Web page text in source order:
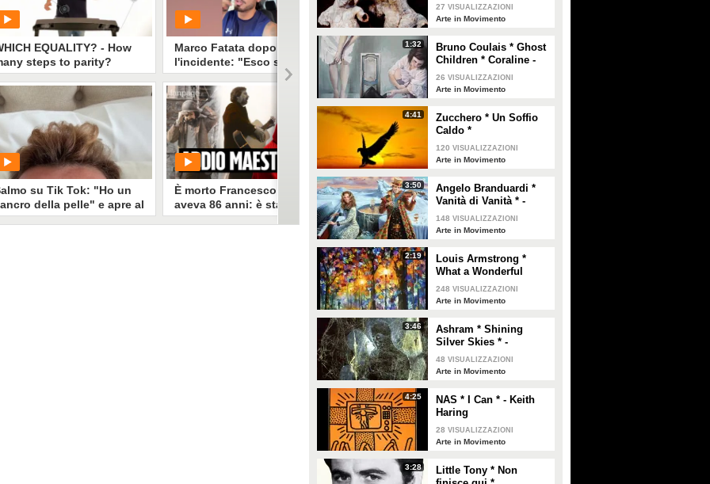
27 VISUALIZZAZIONI
Arte in Movimento
1:32
Bruno Coulais * Ghost
Children * Coraline -
Elisa Anfuso
26 VISUALIZZAZIONI
Arte in Movimento
4:41
Zucchero * Un Soffio
Caldo *
120 VISUALIZZAZIONI
Arte in Movimento
3:50
Angelo Branduardi *
Vanità di Vanità * -
Micheal Cheval
148 VISUALIZZAZIONI
Arte in Movimento
2:19
Louis Armstrong *
What a Wonderful
World * - Leonid
Afremov
248 VISUALIZZAZIONI
Arte in Movimento
3:46
Ashram * Shining
Silver Skies * -
Salvatore Torretti
48 VISUALIZZAZIONI
Arte in Movimento
4:25
NAS * I Can * - Keith
Haring
28 VISUALIZZAZIONI
Arte in Movimento
3:28
Little Tony * Non
EQUALITY? - How
steps to parity?
PLAY
124 • diFanpage plus
su Tik Tok: "Ho un
della pelle" e apre al
sulle creme solari
Marco Fatata dopo
l'incidente: "Esco solo di
sera, i primi tempi non
riuscivo a guardarmi"
PLAY
1736• diSpettacolo Fanpage
È morto Francesco Guccini,
aveva 86 anni: è stato uno
dei cantautori più
Sal Da Vinci risponde alle
critiche di pietismo per aver
abbracciato una fan con
disabilità
PLAY
236• diSpettacolo Fanpage
Giovanni Grazioso difende
la ex fidanzata Sabrina
PLAY
3829• diSpettacolo Fanpage
Belén e lo yoga, così ha